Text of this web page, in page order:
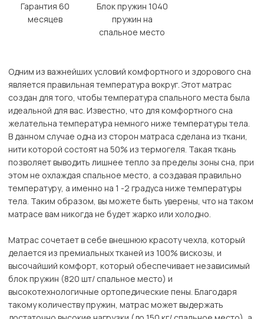
Гарантия 60
месяцев
Блок пружин 1040
пружин на
спальное место
Одним из важнейших условий комфортного и здорового сна
является правильная температура вокруг. Этот матрас
создан для того, чтобы температура спального места была
идеальной для вас. Известно, что для комфортного сна
желательна температура немного ниже температуры тела.
В данном случае одна из сторон матраса сделана из ткани,
нити которой состоят на 50% из термогеля. Такая ткань
позволяет выводить лишнее тепло за пределы зоны сна, при
этом не охлаждая спальное место, а создавая правильно
температуру, а именно на 1 -2 градуса ниже температуры
тела. Таким образом, вы можете быть уверены, что на таком
матрасе вам никогда не будет жарко или холодно.
Матрас сочетает в себе внешнюю красоту чехла, который
делается из премиальных тканей из 100% вискозы, и
высочайший комфорт, который обеспечивает независимый
блок пружин (820 шт/ спальное место) и
высокотехнологичные ортопедические пены. Благодаря
такому количеству пружин, матрас может выдержать